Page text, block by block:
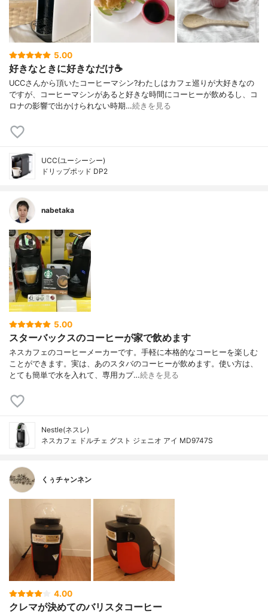
5.00
好きなときに好きなだけ☕️
UCCさんから頂いたコーヒーマシン?わたしはカフェ巡りが大好きなの
ですが、コーヒーマシンがあると好きな時間にコーヒーが飲めるし、コ
ロナの影響で出かけられない時期…続きを見る
UCC(ユーシーシー)
ドリップポッド DP2
nabetaka
5.00
スターバックスのコーヒーが家で飲めます
ネスカフェのコーヒーメーカーです。手軽に本格的なコーヒーを楽しむ
ことができます。実は、あのスタバのコーヒーが飲めます。使い方は、
とても簡単で水を入れて、専用カプ…続きを見る
Nestle(ネスレ)
ネスカフェ ドルチェ グスト ジェニオ アイ MD9747S
くぅチャンネン
4.00
クレマが決めてのバリスタコーヒー